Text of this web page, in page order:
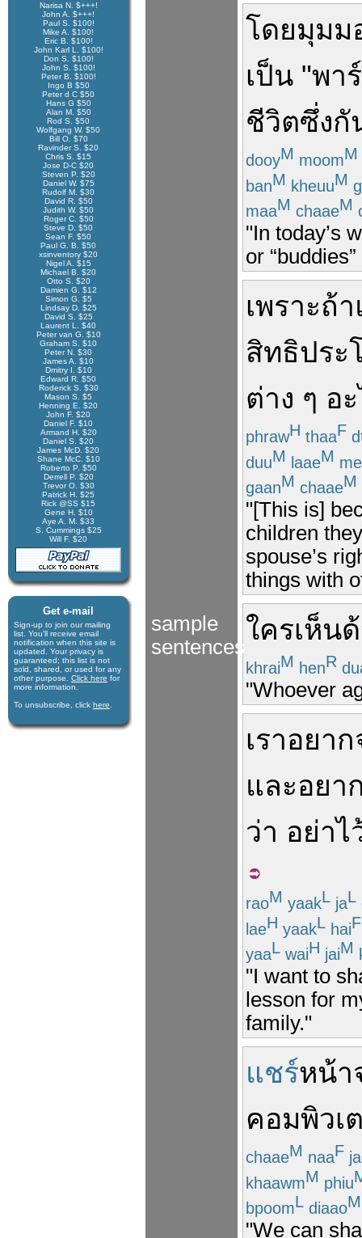
Narisa N. $+++!
John A. $+++!
Paul S. $100!
Mike A. $100!
Eric B. $100!
John Karl L. $100!
Don S. $100!
John S. $100!
Peter B. $100!
Ingo B $50
Peter d C $50
Hans G $50
Alan M. $50
Rod S. $50
Wolfgang W. $50
Bill O. $70
Ravinder S. $20
Chris S. $15
Jose D-C $20
Steven P. $20
Daniel W. $75
Rudolf M. $30
David R. $50
Judith W. $50
Roger C. $50
Steve D. $50
Sean F. $50
Paul G. B. $50
xsinventory $20
Nigel A. $15
Michael B. $20
Otto S. $20
Damien G. $12
Simon G. $5
Lindsay D. $25
David S. $25
Laurent L. $40
Peter van G. $10
Graham S. $10
Peter N. $30
James A. $10
Dmitry I. $10
Edward R. $50
Roderick S. $30
Mason S. $5
Henning E. $20
John F. $20
Daniel F. $10
Armand H. $20
Daniel S. $20
James McD. $20
Shane McC. $10
Roberto P. $50
Derrell P. $20
Trevor O. $30
Patrick H. $25
Rick @SS $15
Gene H. $10
Aye A. M. $33
S. Cummings $25
Will F. $20
Get e-mail
Sign-up to join our mail­ing
list. You'll receive e­mail
notification when this site is
updated. Your privacy is
guaran­teed; this list is not
sold, shared, or used for any
other purpose. Click here for
more infor­mation.
To unsubscribe, click here
sample
sentences
โดยมุมม
เป็น "พา
ชีวิตซึ่งกั
dooyM moomM
banM kheuuM
maaM chaaeM
"In today’s
or
เพราะถ้า
สิทธิประ
ต่าง ๆ อ
phrawH thaaF
duuM laaeM
gaanM chaaeM
"[This is]
children
spouse’s
things with
ใครเห็น
khraiM henR
"Whoever
เราอยาก
และอยา
ว่า อย่าไ
raoM yaakL jaL
laeH yaakL haiF
yaaL waiH jaiM
"I want to
lesson for
family."
แชร์หน้า
คอมพิวเ
chaaeM naaF
khaawmM phiu
bpoomL diaaoM
"We can